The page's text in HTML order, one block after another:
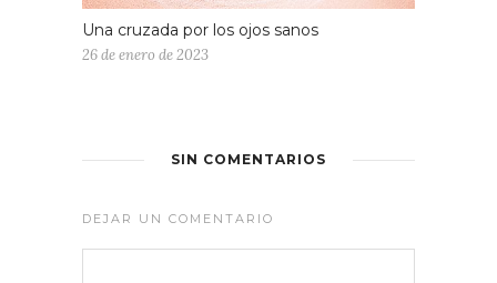
Una cruzada por los ojos sanos
26 de enero de 2023
SIN COMENTARIOS
DEJAR UN COMENTARIO